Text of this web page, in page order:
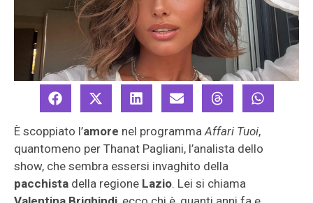
È scoppiato l’amore nel programmaAffari Tuoi,
quantomeno per Thanat Pagliani, l’analista dello
show, che sembra essersi invaghito della
pacchista della regione Lazio. Lei si chiama